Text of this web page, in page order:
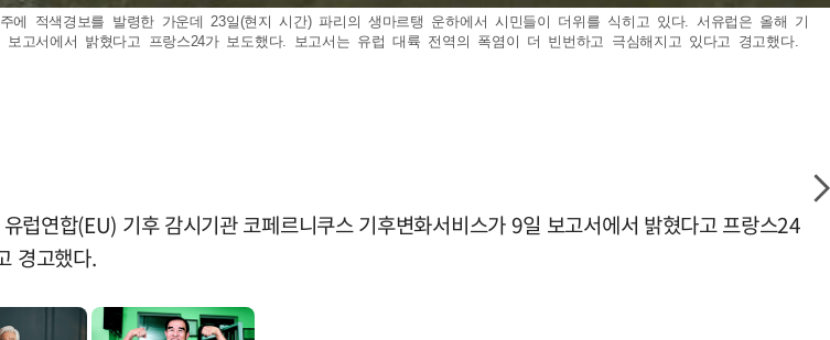
적색경보를 발령한 가운데 23일(현지 시간) 파리의 생마르탱 운하에서 시민들이 더위를 식히고 있다. 서유럽은 올해 기
고서에서 밝혔다고 프랑스24가 보도했다. 보고서는 유럽 대륙 전역의 폭염이 더 빈번하고 극심해지고 있다고 경고했다.
럽연합(EU) 기후 감시기관 코페르니쿠스 기후변화서비스가 9일 보고서에서 밝혔다고 프랑스24
경고했다.